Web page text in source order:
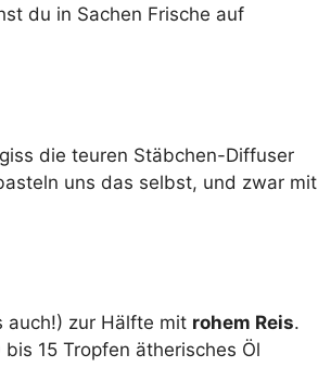
du in Sachen Frische auf
die teuren Stäbchen-Diffuser
uns das selbst, und zwar mit
auch!) zur Hälfte mit rohem Reis.
15 Tropfen ätherisches Öl